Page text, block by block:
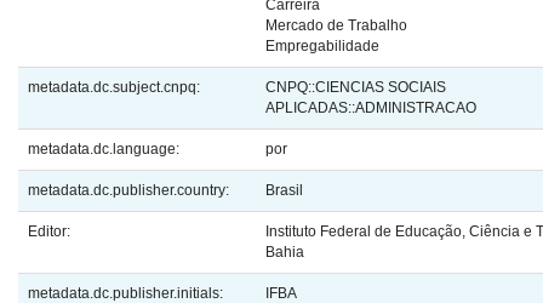
Carreira
Mercado de Trabalho
Empregabilidade
metadata.dc.subject.cnpq:
CNPQ::CIENCIAS SOCIAIS
APLICADAS::ADMINISTRACAO
metadata.dc.language: por
metadata.dc.publisher.country: Brasil
Editor:
Instituto Federal de Educação, Ciência e
Bahia
metadata.dc.publisher.initials: IFBA